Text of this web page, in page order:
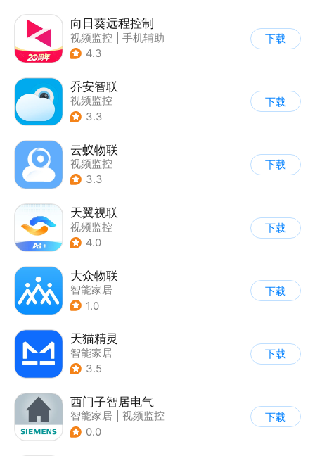
向日葵远程控制
视频监控
手机辅助
4.3
下载
乔安智联
视频监控
3.3
下载
云蚁物联
视频监控
3.3
下载
天翼视联
视频监控
4.0
下载
大众物联
智能家居
1.0
下载
天猫精灵
智能家居
3.5
下载
西门子智居电气
智能家居
视频监控
0.0
下载